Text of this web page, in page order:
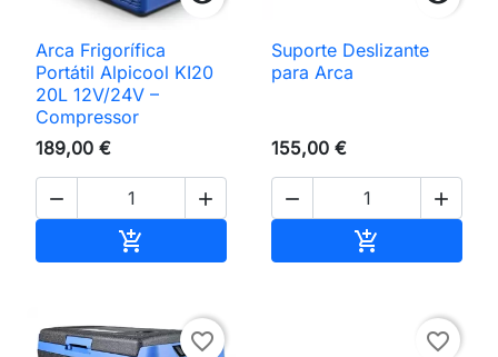
Arca Frigorífica
Portátil Alpicool KI20
20L 12V/24V –
Compressor
189,00 €
 

Suporte Deslizante
para Arca
155,00 €
 

favorite_border favorite_border